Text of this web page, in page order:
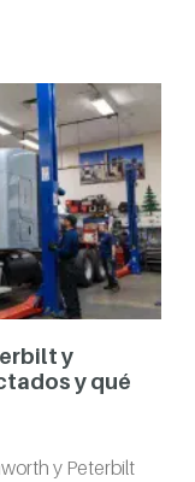
y
y qué
y Peterbilt